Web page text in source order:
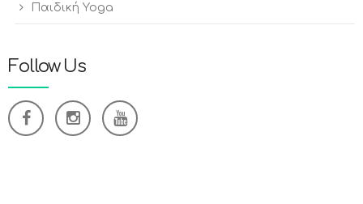
Παιδική Yoga
Follow Us